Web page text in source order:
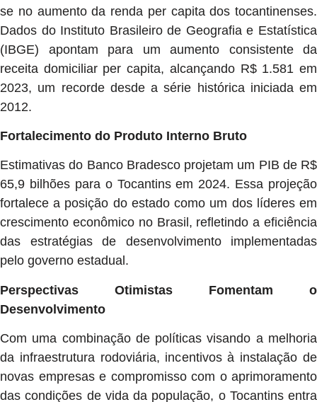
se no aumento da renda per capita dos tocantinenses.
Dados do Instituto Brasileiro de Geografia e Estatística
(IBGE) apontam para um aumento consistente da
receita domiciliar per capita, alcançando R$ 1.581 em
2023, um recorde desde a série histórica iniciada em
2012.
Fortalecimento do Produto Interno Bruto
Estimativas do Banco Bradesco projetam um PIB de R$
65,9 bilhões para o Tocantins em 2024. Essa projeção
fortalece a posição do estado como um dos líderes em
crescimento econômico no Brasil, refletindo a eficiência
das estratégias de desenvolvimento implementadas
pelo governo estadual.
Perspectivas Otimistas Fomentam o
Desenvolvimento
Com uma combinação de políticas visando a melhoria
da infraestrutura rodoviária, incentivos à instalação de
novas empresas e compromisso com o aprimoramento
das condições de vida da população, o Tocantins entra